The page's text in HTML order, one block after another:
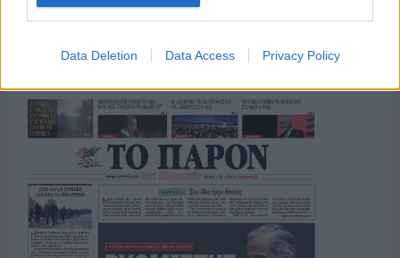
Data Deletion Data Access Privacy Policy
ΤΟ ΠΑΡΟΝ ΤΗΣ ΚΥΡΙΑΚΗΣ